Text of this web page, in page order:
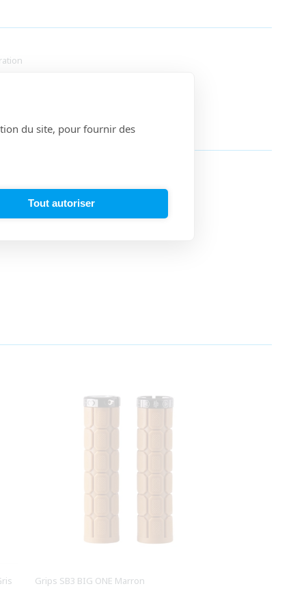
Grips SB3 BIG ONE Marron
du site, pour fournir des
Tout autoriser